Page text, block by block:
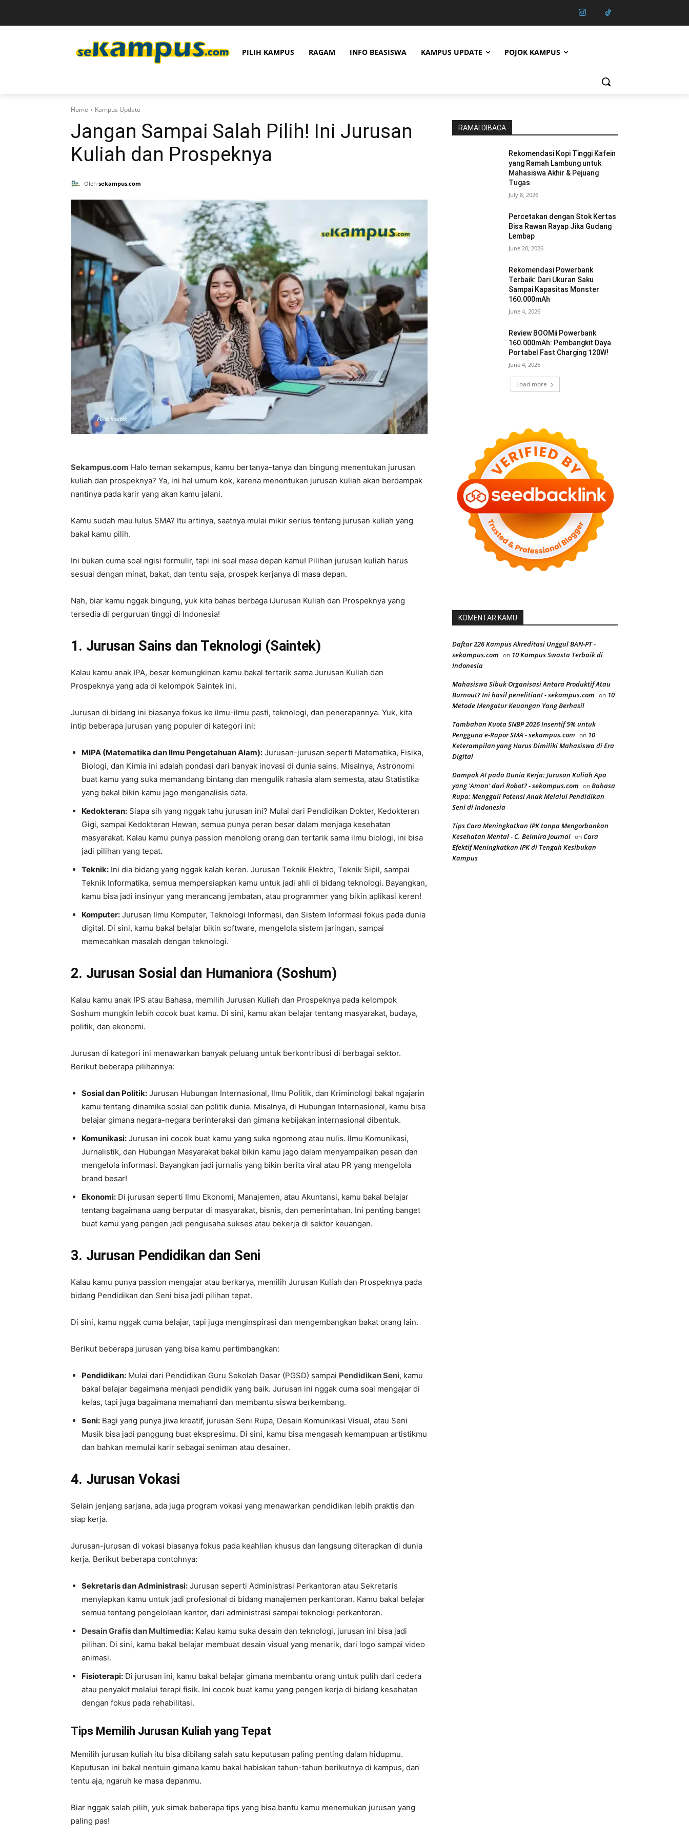
PILIH KAMPUS RAGAM INFO BEASISWA KAMPUS UPDATE POJOK KAMPUS
Home Kampus Update
Jangan Sampai Salah Pilih! Ini Jurusan
Kuliah dan Prospeknya
Oleh sekampus.com
Sekampus.com Halo teman sekampus, kamu bertanya-tanya dan bingung menentukan jurusan
kuliah dan prospeknya? Ya, ini hal umum kok, karena menentukan jurusan kuliah akan berdampak
nantinya pada karir yang akan kamu jalani.
Kamu sudah mau lulus SMA? Itu artinya, saatnya mulai mikir serius tentang jurusan kuliah yang
bakal kamu pilih.
Ini bukan cuma soal ngisi formulir, tapi ini soal masa depan kamu! Pilihan jurusan kuliah harus
sesuai dengan minat, bakat, dan tentu saja, prospek kerjanya di masa depan.
Nah, biar kamu nggak bingung, yuk kita bahas berbaga iJurusan Kuliah dan Prospeknya yang
tersedia di perguruan tinggi di Indonesia!
1. Jurusan Sains dan Teknologi (Saintek)
Kalau kamu anak IPA, besar kemungkinan kamu bakal tertarik sama Jurusan Kuliah dan
Prospeknya yang ada di kelompok Saintek ini.
Jurusan di bidang ini biasanya fokus ke ilmu-ilmu pasti, teknologi, dan penerapannya. Yuk, kita
intip beberapa jurusan yang populer di kategori ini:
MIPA (Matematika dan Ilmu Pengetahuan Alam): Jurusan-jurusan seperti Matematika, Fisika,
Biologi, dan Kimia ini adalah pondasi dari banyak inovasi di dunia sains. Misalnya, Astronomi
buat kamu yang suka memandang bintang dan mengulik rahasia alam semesta, atau Statistika
yang bakal bikin kamu jago menganalisis data.
Kedokteran: Siapa sih yang nggak tahu jurusan ini? Mulai dari Pendidikan Dokter, Kedokteran
Gigi, sampai Kedokteran Hewan, semua punya peran besar dalam menjaga kesehatan
masyarakat. Kalau kamu punya passion menolong orang dan tertarik sama ilmu biologi, ini bisa
jadi pilihan yang tepat.
Teknik: Ini dia bidang yang nggak kalah keren. Jurusan Teknik Elektro, Teknik Sipil, sampai
Teknik Informatika, semua mempersiapkan kamu untuk jadi ahli di bidang teknologi. Bayangkan,
kamu bisa jadi insinyur yang merancang jembatan, atau programmer yang bikin aplikasi keren!
Komputer: Jurusan Ilmu Komputer, Teknologi Informasi, dan Sistem Informasi fokus pada dunia
digital. Di sini, kamu bakal belajar bikin software, mengelola sistem jaringan, sampai
memecahkan masalah dengan teknologi.
2. Jurusan Sosial dan Humaniora (Soshum)
Kalau kamu anak IPS atau Bahasa, memilih Jurusan Kuliah dan Prospeknya pada kelompok
Soshum mungkin lebih cocok buat kamu. Di sini, kamu akan belajar tentang masyarakat, budaya,
politik, dan ekonomi.
Jurusan di kategori ini menawarkan banyak peluang untuk berkontribusi di berbagai sektor.
Berikut beberapa pilihannya:
Sosial dan Politik: Jurusan Hubungan Internasional, Ilmu Politik, dan Kriminologi bakal ngajarin
kamu tentang dinamika sosial dan politik dunia. Misalnya, di Hubungan Internasional, kamu bisa
belajar gimana negara-negara berinteraksi dan gimana kebijakan internasional dibentuk.
Komunikasi: Jurusan ini cocok buat kamu yang suka ngomong atau nulis. Ilmu Komunikasi,
Jurnalistik, dan Hubungan Masyarakat bakal bikin kamu jago dalam menyampaikan pesan dan
mengelola informasi. Bayangkan jadi jurnalis yang bikin berita viral atau PR yang mengelola
brand besar!
Ekonomi: Di jurusan seperti Ilmu Ekonomi, Manajemen, atau Akuntansi, kamu bakal belajar
tentang bagaimana uang berputar di masyarakat, bisnis, dan pemerintahan. Ini penting banget
buat kamu yang pengen jadi pengusaha sukses atau bekerja di sektor keuangan.
3. Jurusan Pendidikan dan Seni
Kalau kamu punya passion mengajar atau berkarya, memilih Jurusan Kuliah dan Prospeknya pada
bidang Pendidikan dan Seni bisa jadi pilihan tepat.
Di sini, kamu nggak cuma belajar, tapi juga menginspirasi dan mengembangkan bakat orang lain.
Berikut beberapa jurusan yang bisa kamu pertimbangkan:
Pendidikan: Mulai dari Pendidikan Guru Sekolah Dasar (PGSD) sampai Pendidikan Seni, kamu
bakal belajar bagaimana menjadi pendidik yang baik. Jurusan ini nggak cuma soal mengajar di
kelas, tapi juga bagaimana memahami dan membantu siswa berkembang.
Seni: Bagi yang punya jiwa kreatif, jurusan Seni Rupa, Desain Komunikasi Visual, atau Seni
Musik bisa jadi panggung buat ekspresimu. Di sini, kamu bisa mengasah kemampuan artistikmu
dan bahkan memulai karir sebagai seniman atau desainer.
4. Jurusan Vokasi
Selain jenjang sarjana, ada juga program vokasi yang menawarkan pendidikan lebih praktis dan
siap kerja.
Jurusan-jurusan di vokasi biasanya fokus pada keahlian khusus dan langsung diterapkan di dunia
kerja. Berikut beberapa contohnya:
Sekretaris dan Administrasi: Jurusan seperti Administrasi Perkantoran atau Sekretaris
menyiapkan kamu untuk jadi profesional di bidang manajemen perkantoran. Kamu bakal belajar
semua tentang pengelolaan kantor, dari administrasi sampai teknologi perkantoran.
Desain Grafis dan Multimedia: Kalau kamu suka desain dan teknologi, jurusan ini bisa jadi
pilihan. Di sini, kamu bakal belajar membuat desain visual yang menarik, dari logo sampai video
animasi.
Fisioterapi: Di jurusan ini, kamu bakal belajar gimana membantu orang untuk pulih dari cedera
atau penyakit melalui terapi fisik. Ini cocok buat kamu yang pengen kerja di bidang kesehatan
dengan fokus pada rehabilitasi.
Tips Memilih Jurusan Kuliah yang Tepat
Memilih jurusan kuliah itu bisa dibilang salah satu keputusan paling penting dalam hidupmu.
Keputusan ini bakal nentuin gimana kamu bakal habiskan tahun-tahun berikutnya di kampus, dan
tentu aja, ngaruh ke masa depanmu.
Biar nggak salah pilih, yuk simak beberapa tips yang bisa bantu kamu menemukan jurusan yang
paling pas!
RAMAI DIBACA
Rekomendasi Kopi Tinggi Kafein
yang Ramah Lambung untuk
Mahasiswa Akhir & Pejuang
Tugas
July 8, 2026
Percetakan dengan Stok Kertas
Bisa Rawan Rayap Jika Gudang
Lembap
June 20, 2026
Rekomendasi Powerbank
Terbaik: Dari Ukuran Saku
Sampai Kapasitas Monster
160.000mAh
June 4, 2026
Review BOOMii Powerbank
160.000mAh: Pembangkit Daya
Portabel Fast Charging 120W!
June 4, 2026
Load more
KOMENTAR KAMU
Daftar 226 Kampus Akreditasi Unggul BAN-PT -
sekampus.com on 10 Kampus Swasta Terbaik di
Indonesia
Mahasiswa Sibuk Organisasi Antara Produktif Atau
Burnout? Ini hasil penelitian! - sekampus.com on 10
Metode Mengatur Keuangan Yang Berhasil
Tambahan Kuota SNBP 2026 Insentif 5% untuk
Pengguna e-Rapor SMA - sekampus.com on 10
Keterampilan yang Harus Dimiliki Mahasiswa di Era
Digital
Dampak AI pada Dunia Kerja: Jurusan Kuliah Apa
yang 'Aman' dari Robot? - sekampus.com onBahasa
Rupa: Menggali Potensi Anak Melalui Pendidikan
Seni di Indonesia
Tips Cara Meningkatkan IPK tanpa Mengorbankan
Kesehatan Mental - C. Belmira Journal onCara
Efektif Meningkatkan IPK di Tengah Kesibukan
Kampus